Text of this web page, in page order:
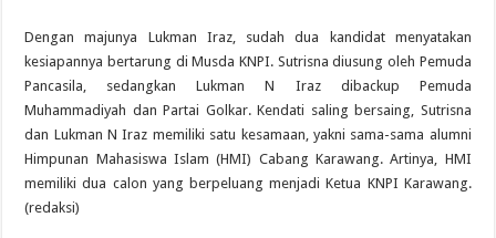
Dengan majunya Lukman Iraz, sudah dua kandidat menyatakan
kesiapannya bertarung di Musda KNPI. Sutrisna diusung oleh Pemuda
Pancasila, sedangkan Lukman N Iraz dibackup Pemuda
Muhammadiyah dan Partai Golkar. Kendati saling bersaing, Sutrisna
dan Lukman N Iraz memiliki satu kesamaan, yakni sama-sama alumni
Himpunan Mahasiswa Islam (HMI) Cabang Karawang. Artinya, HMI
memiliki dua calon yang berpeluang menjadi Ketua KNPI Karawang.
(redaksi)